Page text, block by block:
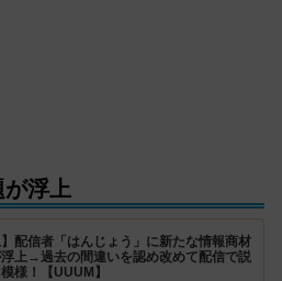
が浮上
】配信者「はんじょう」に新たな情報商材
浮上→過去の間違いを認め改めて配信で説
様！【UUUM】